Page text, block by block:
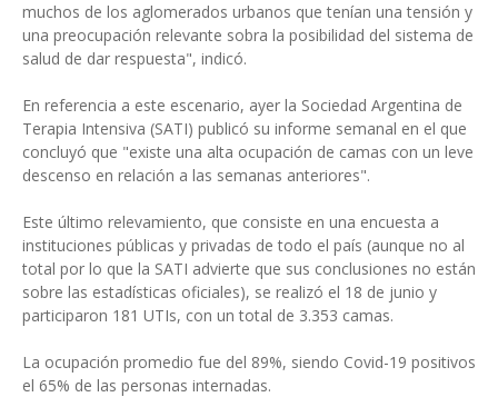
muchos de los aglomerados urbanos que tenían una tensión y
una preocupación relevante sobra la posibilidad del sistema de
salud de dar respuesta", indicó.
En referencia a este escenario, ayer la Sociedad Argentina de
Terapia Intensiva (SATI) publicó su informe semanal en el que
concluyó que "existe una alta ocupación de camas con un leve
descenso en relación a las semanas anteriores".
Este último relevamiento, que consiste en una encuesta a
instituciones públicas y privadas de todo el país (aunque no al
total por lo que la SATI advierte que sus conclusiones no están
sobre las estadísticas oficiales), se realizó el 18 de junio y
participaron 181 UTIs, con un total de 3.353 camas.
La ocupación promedio fue del 89%, siendo Covid-19 positivos
el 65% de las personas internadas.